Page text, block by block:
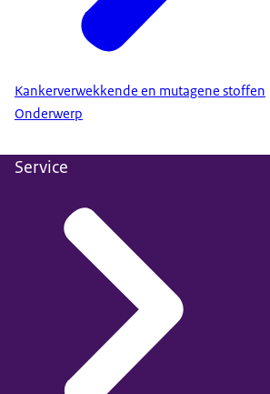
Kankerverwekkende en mutagene stoffen
Onderwerp
Service